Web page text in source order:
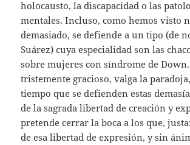
holocausto, la discapacidad o las
mentales. Incluso, como hemos visto
demasiado, se defiende a un tipo (de
Suárez) cuya especialidad son las
sobre mujeres con síndrome de
tristemente gracioso, valga la
tiempo que se defienden estas
de la sagrada libertad de creación y
pretende cerrar la boca a los que,
de esa libertad de expresión, y sin